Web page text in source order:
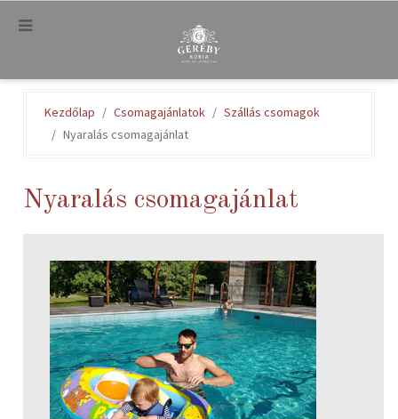
.
Kezdőlap Csomagajánlatok
Szállás csomagok
Nyaralás csomagajánlat
Nyaralás csomagajánlat